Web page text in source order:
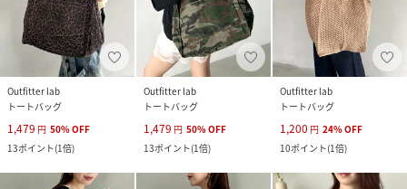
Outfitter lab
トートバッグ
1,479 円 50%OFF
13ポイント(1倍)
Outfitter lab
トートバッグ
1,479 円 50%OFF
13ポイント(1倍)
Outfitter lab
トートバッグ
1,200 円 24%OFF
10ポイント(1倍)